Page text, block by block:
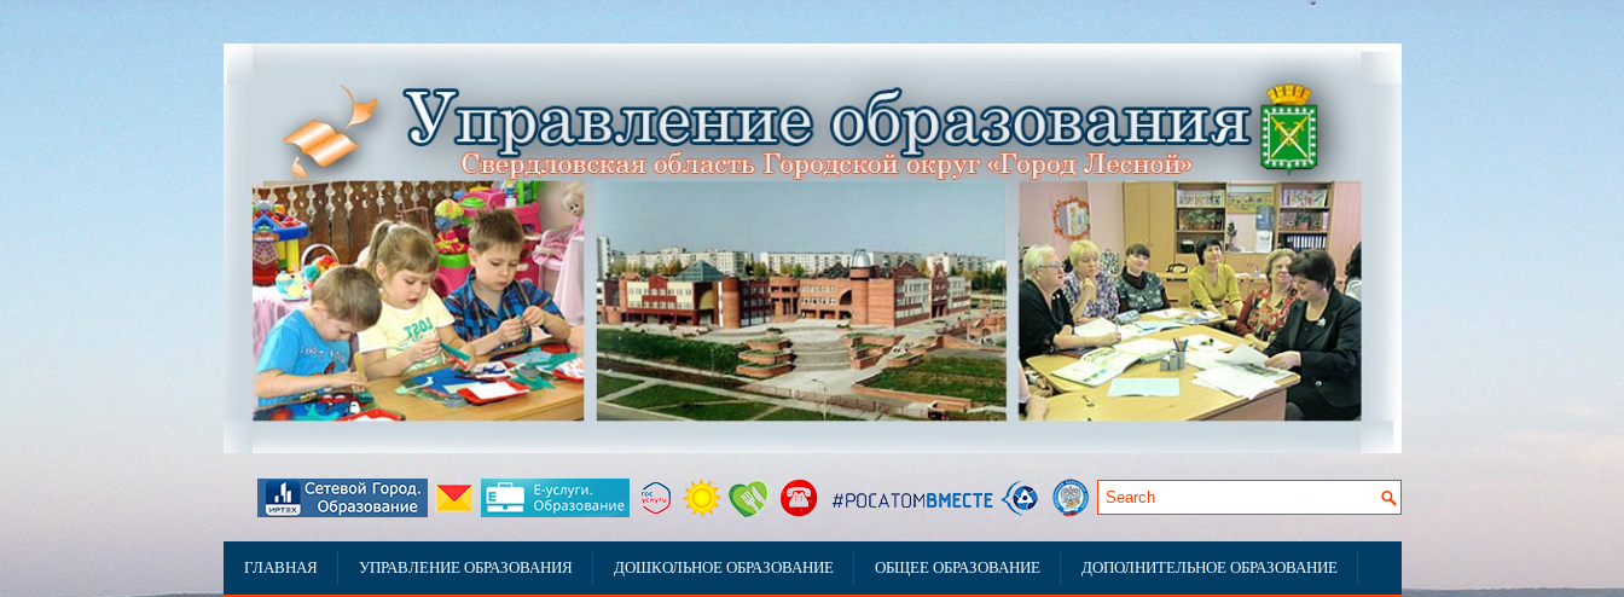
ГЛАВНАЯ УПРАВЛЕНИЕ ОБРАЗОВАНИЯ ДОШКОЛЬНОЕ ОБРАЗОВАНИЕ ОБЩЕЕ ОБРАЗОВАНИЕ ДОПОЛНИТЕЛЬНОЕ ОБРАЗОВАНИЕ